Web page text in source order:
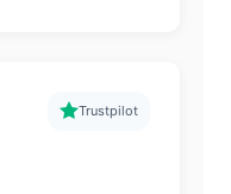
Trustpilot